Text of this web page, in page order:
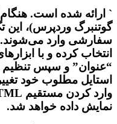
` ارائه شده است. هنگام
سفارشی وارد می‌شوند.
انتخاب کرده و با
“عنوان” و سپس تنظیم
استایل مطلوب خود
نمایش داده خواهد شد.